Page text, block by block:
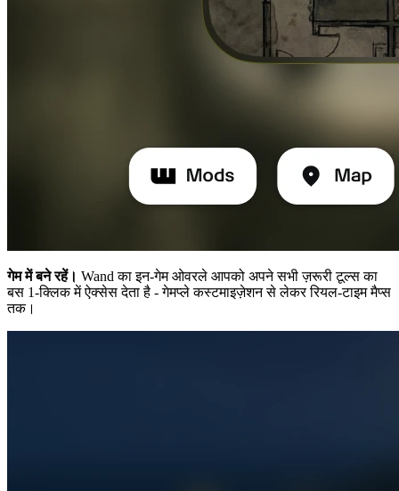
गेम में बने रहें। Wand का इन-गेम ओवरले आपको अपने सभी ज़रूरी टूल्स का
बस 1-क्लिक में ऐक्सेस देता है - गेमप्ले कस्टमाइज़ेशन से लेकर रियल-टाइम मैप्स
तक।